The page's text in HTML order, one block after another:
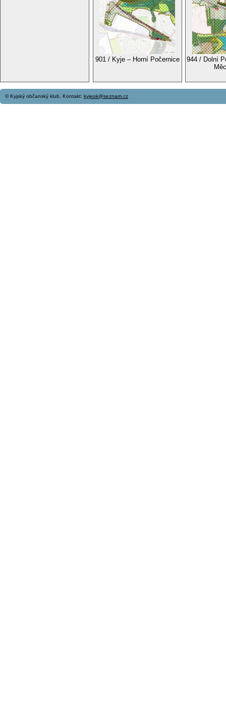
901 / Kyje – Horní Počernice
944 / Dolní
© Kyjský občanský klub, Kontakt: kyjeok@seznam.cz